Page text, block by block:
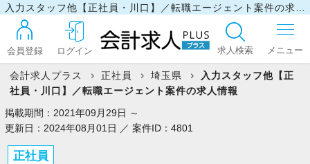
会員登録 ログイン 求人検索
ログイン
会計求人プラス 正社員 埼玉県
入力スタッフ他【正
社員・川口】／転職エージェント案件の求人情報
掲載期間：2021年09月29日 ～
更新日：2024年08月01日 ／ 案件ID：4801
正社員